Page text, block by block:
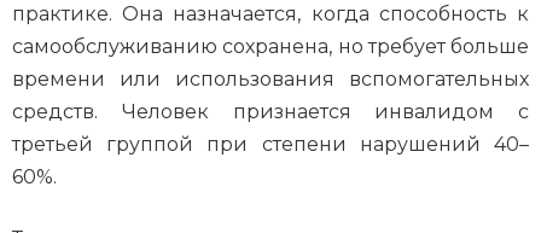
практике. Она назначается, когда способность к
самообслуживанию сохранена, но требует больше
времени или использования вспомогательных
средств. Человек признается инвалидом с
третьей группой при степени нарушений 40–
60%.